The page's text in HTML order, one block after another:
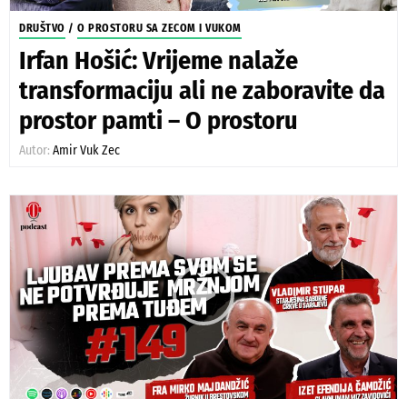
DRUŠTVO / O PROSTORU SA ZECOM I VUKOM
Irfan Hošić: Vrijeme nalaže
transformaciju ali ne zaboravite da
prostor pamti – O prostoru
Autor: Amir Vuk Zec